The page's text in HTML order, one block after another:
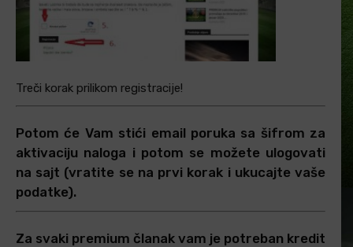
Treči korak prilikom registracije!
Potom će Vam stići email poruka sa šifrom za
aktivaciju naloga i potom se možete ulogovati
na sajt (vratite se na prvi korak i ukucajte vaše
podatke).
Za svaki premium članak vam je potreban kredit